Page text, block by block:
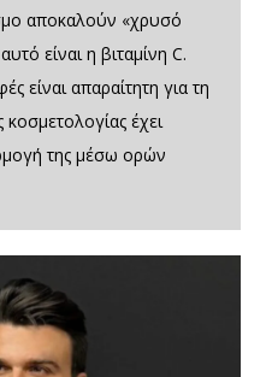
αποκαλούν «χρυσό
είναι η βιταμίνη C.
είναι απαραίτητη για τη
κοσμετολογίας έχει
της μέσω ορών